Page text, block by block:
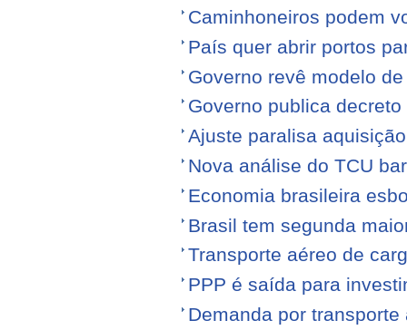
Caminhoneiros podem
País quer abrir portos
Governo revê modelo
Governo publica
Ajuste paralisa
Nova análise do TCU
Economia brasileira
Brasil tem segunda
Transporte aéreo de
PPP é saída para
Demanda por